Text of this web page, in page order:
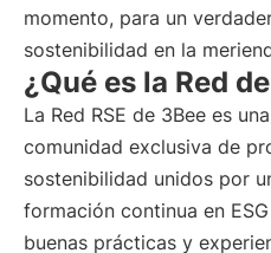
momento, para un
sostenibilidad en la
¿Qué es la Red
La Red RSE de 3Bee es
comunidad exclusiva de
sostenibilidad unidos por
formación continua en
buenas prácticas y